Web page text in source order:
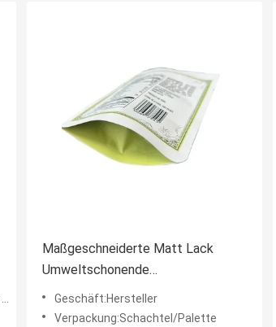
Maßgeschneiderte Matt Lack
Umweltschonende
Lebensmittelverpackungstüten
10g -2kg
Geschäft:Hersteller
Verpackung:Schachtel/Palette